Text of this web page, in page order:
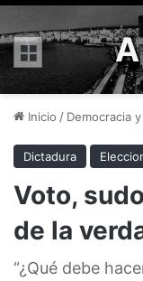
Menú
Inicio / Democracia
Dictadura
Voto,
de la
“¿Qué debe